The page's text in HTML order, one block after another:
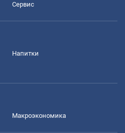
Сервис
Напитки
Mакроэкономика